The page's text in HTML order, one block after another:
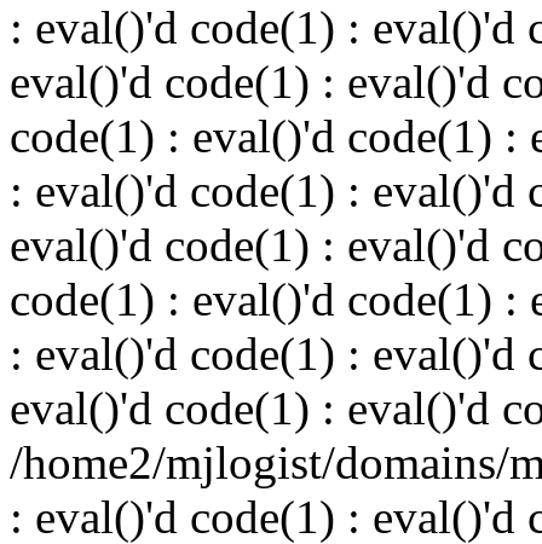
: eval()'d code(1) : eval()'d
eval()'d code(1) : eval()'d
code(1) : eval()'d code(1) :
: eval()'d code(1) : eval()'d
eval()'d code(1) : eval()'d
code(1) : eval()'d code(1) :
: eval()'d code(1) : eval()'d
eval()'d code(1) : eval()'d
/home2/mjlogist/domains/
: eval()'d code(1) : eval()'d